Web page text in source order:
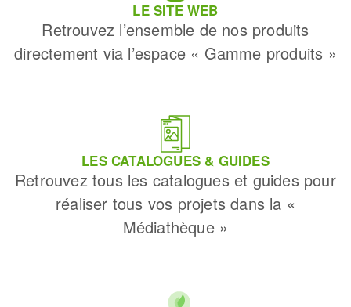
LE SITE WEB
Retrouvez l’ensemble de nos produits
directement via l’espace « Gamme produits »
LES CATALOGUES & GUIDES
Retrouvez tous les catalogues et guides pour
réaliser tous vos projets dans la «
Médiathèque »